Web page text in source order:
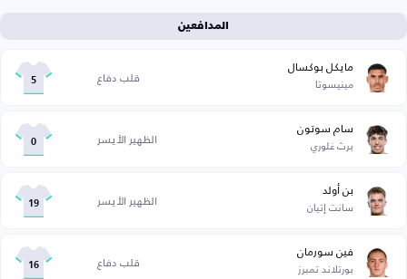
المدافعين
مايكل بوكسال
مينيسوتا قلب دفاع 5
سام سوتون
برث غلوري الظهير الأيسر 0
بن أولد
سانت إتيان الظهير الأيسر 19
فين سورمان
بورتلاند تمبرز قلب دفاع 16